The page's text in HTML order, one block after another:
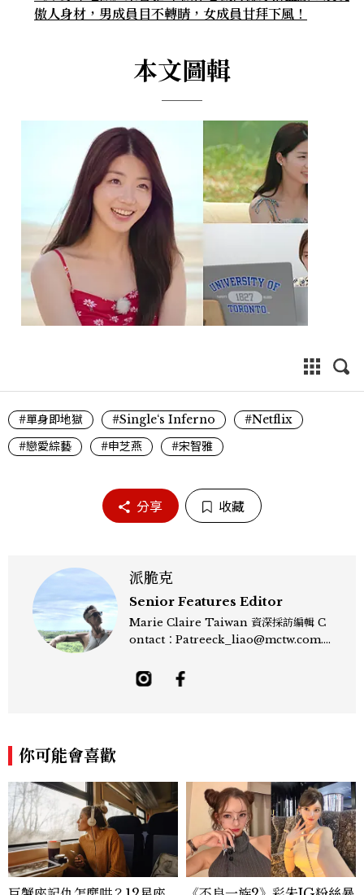
傲人身材，男成員目不轉睛，女成員甘拜下風！
本文圖輯
#單身即地獄 #Single‘s Inferno
#Netflix
#戀愛綜藝
#申芝燕 #宋智雅
分享 收藏
派脆克
Senior Features Editor
Marie Claire Taiwan 資深採訪編輯 C
ontact：Patreeck_liao@mctw.com.t
敏銳的觀察力與敘事能力，撰寫出兼具深度
與美感的專題內容，長期關注亞洲娛樂、人
力的跨平台敘事語言。認為好的內容不僅是
記錄時代，更是溫柔的行動——在每一段訪
談與每一篇文章裡，留下值得反覆回味的
光。
你可能會喜歡